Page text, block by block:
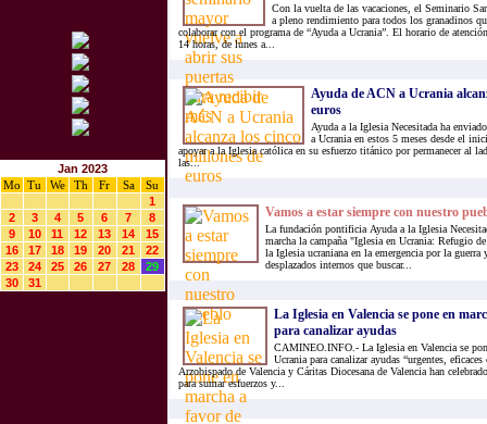
Jan 2023
Mo
Tu We Th Fr Sa
Su
1
2
3 4 5 6 7
8
9
10 11 12 13 14
15
16
17 18 19 20 21
22
23
24 25 26 27 28
29
30
31
Con la vuelta de las vacaciones, el Seminario
a pleno rendimiento para todos los granadinos
colaborar con el programa de “Ayuda a Ucrania”. El horario de
14 horas, de lunes a...
Ayuda de ACN a Ucrania
euros
Ayuda a la Iglesia Necesitada ha
a Ucrania en estos 5 meses desde el
apoyar a la Iglesia católica en su esfuerzo titánico por permanecer al
las...
Vamos a estar siempre con nuestro
La fundación pontificia Ayuda a la Iglesia
marcha la campaña "Iglesia en Ucrania: Refugio
la Iglesia ucraniana en la emergencia por la
desplazados internos que buscar...
La Iglesia en Valencia se pone en
para canalizar ayudas
CAMINEO.INFO.- La Iglesia en Valencia se
Ucrania para canalizar ayudas “urgentes,
Arzobispado de Valencia y Cáritas Diocesana de Valencia han
para sumar esfuerzos y...